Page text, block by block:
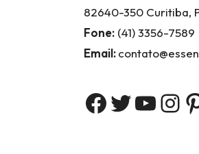
82640-350 Curitiba,
Fone: (41) 3356-7589
Email: